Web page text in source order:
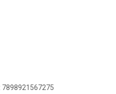
7898921567275